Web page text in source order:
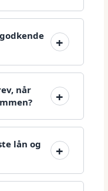
når
lån og